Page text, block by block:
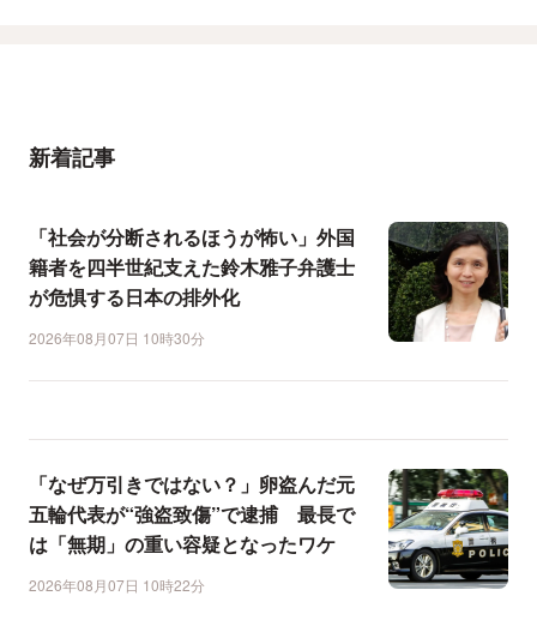
新着記事
「社会が分断されるほうが怖い」外国
籍者を四半世紀支えた鈴木雅子弁護士
が危惧する日本の排外化
2026年08月07日 10時30分
「なぜ万引きではない？」卵盗んだ元
五輪代表が“強盗致傷”で逮捕 最長で
は「無期」の重い容疑となったワケ
2026年08月07日 10時22分